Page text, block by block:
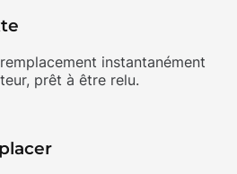
instantanément
prêt à être relu.